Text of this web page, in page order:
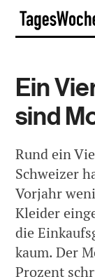
Skip
content
Ein
sind
Rund ein
Schweizer
Vorjahr
Kleider
die
kaum. Der
Prozent